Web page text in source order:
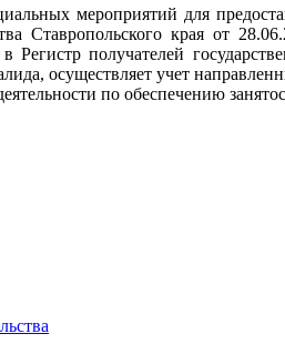
мероприятий для
Ставропольского края от
Регистр получателей
осуществляет учет
по обеспечению